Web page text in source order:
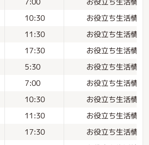
10:30 お役立ち生活情報
11:30 お役立ち生活情報
17:30 お役立ち生活情報
5:30 お役立ち生活情報
7:00 お役立ち生活情報
10:30 お役立ち生活情報
11:30 お役立ち生活情報
17:30 お役立ち生活情報